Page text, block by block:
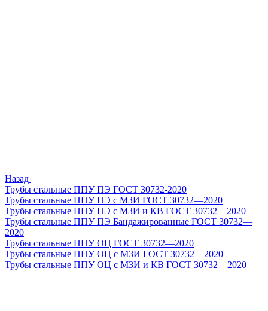
Назад
Трубы стальные ППУ ПЭ ГОСТ 30732-2020
Трубы стальные ППУ ПЭ с МЗИ ГОСТ 30732—2020
Трубы стальные ППУ ПЭ с МЗИ и КВ ГОСТ 30732—2020
Трубы стальные ППУ ПЭ Бандажированные ГОСТ 30732—
2020
Трубы стальные ППУ ОЦ ГОСТ 30732—2020
Трубы стальные ППУ ОЦ с МЗИ ГОСТ 30732—2020
Трубы стальные ППУ ОЦ с МЗИ и КВ ГОСТ 30732—2020